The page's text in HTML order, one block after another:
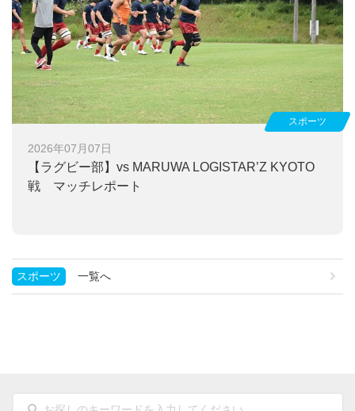
2026年07月07日
【ラグビー部】 vs MARUWA LOGISTAR’Z KYOTO
戦 マッチレポート
スポーツ
スポーツ 一覧へ